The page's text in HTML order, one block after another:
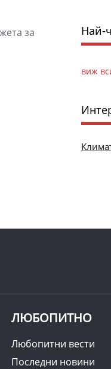
за Най-
виж
ЛЮБОПИТНО
Любопитни вести
Последни новини